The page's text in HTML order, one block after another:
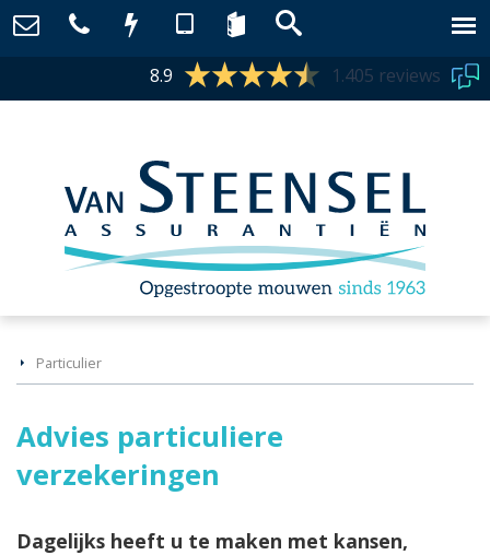
8.9 1.405 reviews
Particulier
Advies particuliere
verzekeringen
Dagelijks heeft u te maken met kansen,